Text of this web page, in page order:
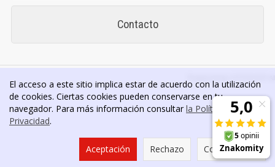
Contacto
El acceso a este sitio implica estar de acuerdo con la utilización
de cookies. Ciertas cookies pueden conservarse en tu
navegador. Para más información consultarla Política de
Privacidad.
Configuración
Rechazo
Aceptación